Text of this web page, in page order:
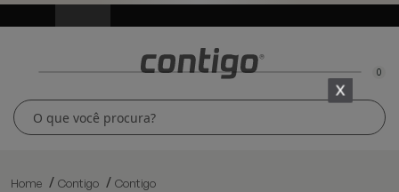
0
Home Contigo Contigo